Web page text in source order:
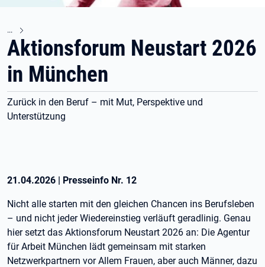
Aktionsforum Neustart 2026
in München
Zurück in den Beruf – mit Mut, Perspektive und
Unterstützung
21.04.2026 | Presseinfo Nr. 12
Nicht alle starten mit den gleichen Chancen ins Berufsleben
– und nicht jeder Wiedereinstieg verläuft geradlinig. Genau
hier setzt das Aktionsforum Neustart 2026 an: Die Agentur
für Arbeit München lädt gemeinsam mit starken
Netzwerkpartnern vor Allem Frauen, aber auch Männer, dazu